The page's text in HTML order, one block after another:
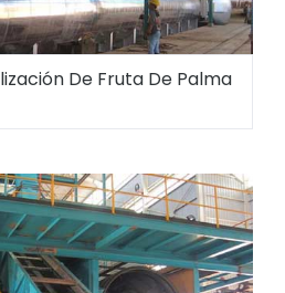
De Fruta De Palma